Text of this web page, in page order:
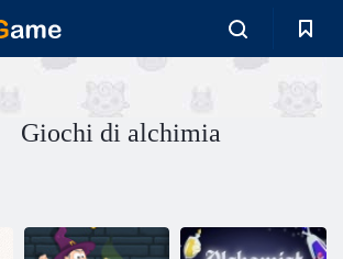
Giochi di alchimia